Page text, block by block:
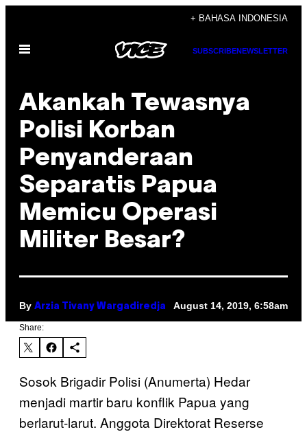
content
+ BAHASA INDONESIA
Open
SUBSCRIBENEWSLETTER
Akankah Tewasnya
Polisi Korban
Penyanderaan
Separatis Papua
Memicu Operasi
Militer Besar?
By Arzia Tivany Wargadiredja August 14, 2019, 6:58am
Share:
Sosok Brigadir Polisi (Anumerta) Hedar
menjadi martir baru konflik Papua yang
berlarut-larut. Anggota Direktorat Reserse